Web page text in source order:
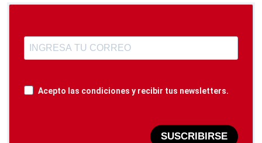
Acepto las condiciones y recibir tus newsletters.
SUSCRIBIRSE